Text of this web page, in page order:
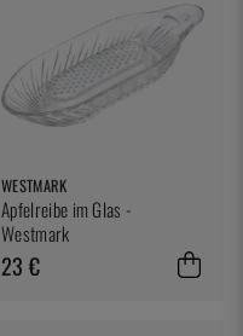
WESTMARK
Apfelreibe im Glas -
Westmark
23 €